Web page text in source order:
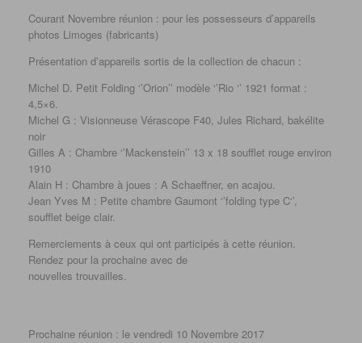
Courant Novembre réunion : pour les possesseurs d’appareils
photos Limoges (fabricants)
Présentation d’appareils sortis de la collection de chacun :
Michel D. Petit Folding ‘’Orion’’ modèle ‘’Rio ‘’ 1921 format :
4,5×6.
Michel G : Visionneuse Vérascope F40, Jules Richard, bakélite
noir
Gilles A : Chambre ‘’Mackenstein’’ 13 x 18 soufflet rouge environ
1910
Alain H : Chambre à joues : A Schaeffner, en acajou.
Jean Yves M : Petite chambre Gaumont ‘’folding type C‘’,
soufflet beige clair.
Remerciements à ceux qui ont participés à cette réunion.
Rendez pour la prochaine avec de
nouvelles trouvailles.
Prochaine réunion : le vendredi 10 Novembre 2017